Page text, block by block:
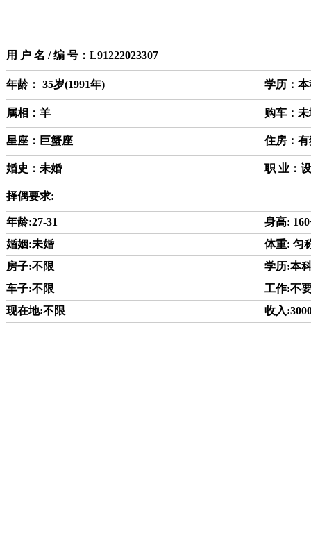
用 户 名 / 编 号：L91222023307
年龄： 35岁(1991年) 学历：本
属相：羊 购车：
星座：巨蟹座 住房：
婚史：未婚 职 业：
择偶要求:
年龄:27-31
身高:
婚姻:未婚
体重: 匀
房子:不限
学历:本
车子:不限
工作:不
现在地:不限
收入